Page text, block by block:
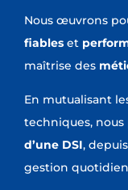
Nous œuvrons
fiableset
maîtrise des
En mutualisant
techniques, nous
d’une DSI,
gestion